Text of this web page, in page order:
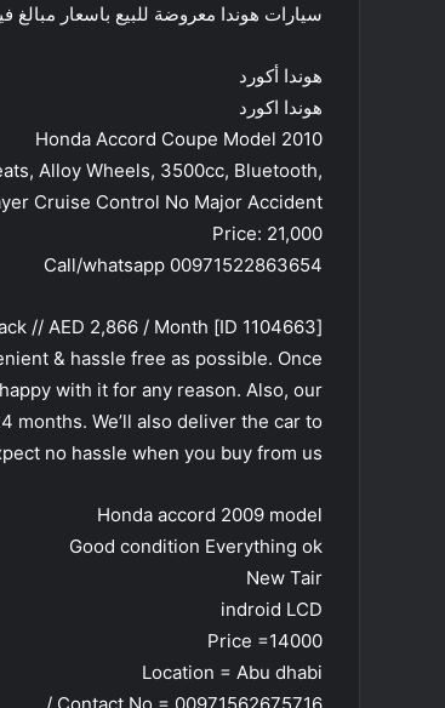
سيارات هوندا معروضة للبيع باسعار مبالغ
هوندا أكورد
هوندا اكورد
Honda Accord Coupe Model 2010
Alloy Wheels, 3500cc, Bluetooth,
Cruise Control No Major Accident
Price: 21,000
Call/whatsapp 00971522863654
[ID 1104663] 2021 Volkswagen Golf GTI -Cloth Hatchback // AED 2,866 / Month
& hassle free as possible. Once
with it for any reason. Also, our
months. We’ll also deliver the car to
no hassle when you buy from us.
Honda accord 2009 model
Good condition Everything ok
New Tair
indroid LCD
Price =14000
Location = Abu dhabi